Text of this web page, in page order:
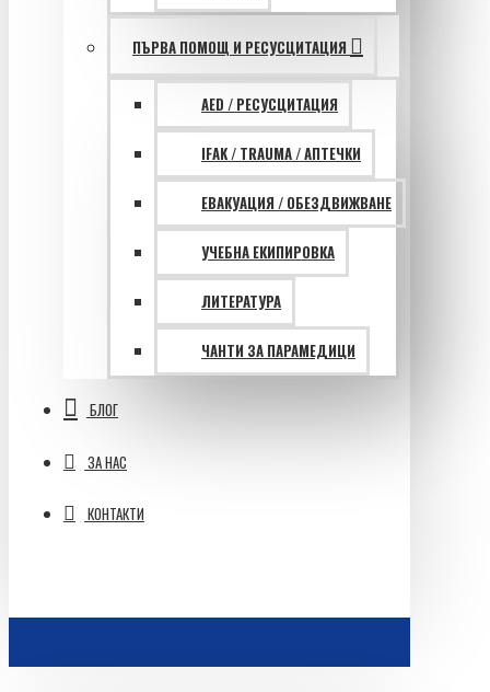
ПЪРВА ПОМОЩ И РЕСУСЦИТАЦИЯ
AED / РЕСУСЦИТАЦИЯ
IFAK / TRAUMA / АПТЕЧКИ
ЕВАКУАЦИЯ / ОБЕЗДВИЖВАНЕ
УЧЕБНА ЕКИПИРОВКА
ЛИТЕРАТУРА
ЧАНТИ ЗА ПАРАМЕДИЦИ
БЛОГ
ЗА НАС
КОНТАКТИ